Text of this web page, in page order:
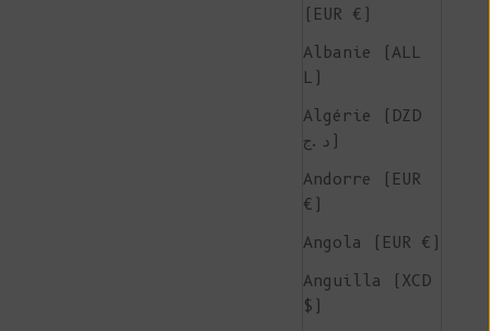
(EUR €)
Albanie (ALL
L)
Algérie (DZD
د.ج)
Andorre (EUR
€)
Angola (EUR €)
Anguilla (XCD
$)